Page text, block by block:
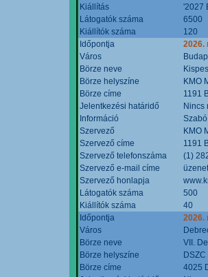
Kiállítás
'2027
Látogatók száma
6500
Kiállítók száma
120
Időpontja
2026.
Város
Börze neve
Börze helyszíne
KMO
Börze címe
1191
Jelentkezési határidő
Nincs
Információ
Szervező
KMO
Szervező címe
1191
Szervező telefonszáma
(1)
Szervező e-mail címe
Szervező honlapja
Látogatók száma
500
Kiállítók száma
40
Időpontja
2026.
Város
Börze neve
VII.
Börze helyszíne
Börze címe
4025